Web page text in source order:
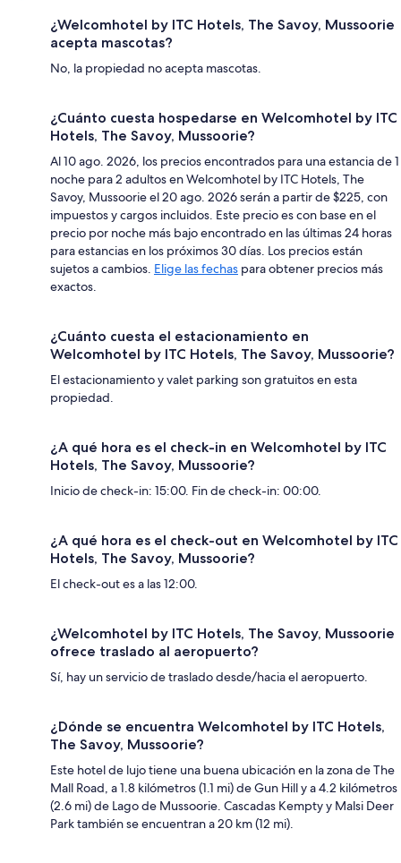
¿Welcomhotel by ITC Hotels, The Savoy, Mussoorie
acepta mascotas?
No, la propiedad no acepta mascotas.
¿Cuánto cuesta hospedarse en Welcomhotel by ITC
Hotels, The Savoy, Mussoorie?
Al 10 ago. 2026, los precios encontrados para una estancia de 1
noche para 2 adultos en Welcomhotel by ITC Hotels, The
Savoy, Mussoorie el 20 ago. 2026 serán a partir de $225, con
impuestos y cargos incluidos. Este precio es con base en el
precio por noche más bajo encontrado en las últimas 24 horas
para estancias en los próximos 30 días. Los precios están
sujetos a cambios. Elige las fechas para obtener precios más
exactos.
¿Cuánto cuesta el estacionamiento en
Welcomhotel by ITC Hotels, The Savoy, Mussoorie?
El estacionamiento y valet parking son gratuitos en esta
propiedad.
¿A qué hora es el check-in en Welcomhotel by ITC
Hotels, The Savoy, Mussoorie?
Inicio de check-in: 15:00. Fin de check-in: 00:00.
¿A qué hora es el check-out en Welcomhotel by ITC
Hotels, The Savoy, Mussoorie?
El check-out es a las 12:00.
¿Welcomhotel by ITC Hotels, The Savoy, Mussoorie
ofrece traslado al aeropuerto?
Sí, hay un servicio de traslado desde/hacia el aeropuerto.
¿Dónde se encuentra Welcomhotel by ITC Hotels,
The Savoy, Mussoorie?
Este hotel de lujo tiene una buena ubicación en la zona de The
Mall Road, a 1.8 kilómetros (1.1 mi) de Gun Hill y a 4.2 kilómetros
(2.6 mi) de Lago de Mussoorie. Cascadas Kempty y Malsi Deer
Park también se encuentran a 20 km (12 mi).